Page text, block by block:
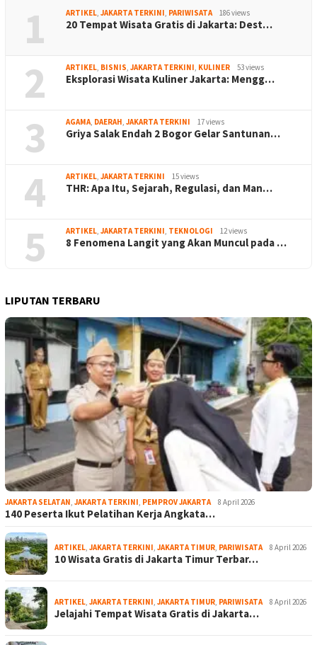
1 ARTIKEL, JAKARTA TERKINI, PARIWISATA 186 views
20 Tempat Wisata Gratis di Jakarta: Dest…
2 ARTIKEL, BISNIS, JAKARTA TERKINI, KULINER 53 views
Eksplorasi Wisata Kuliner Jakarta: Mengg…
3 AGAMA, DAERAH, JAKARTA TERKINI 17 views
Griya Salak Endah 2 Bogor Gelar Santunan…
4 ARTIKEL, JAKARTA TERKINI 15 views
THR: Apa Itu, Sejarah, Regulasi, dan Man…
5 ARTIKEL, JAKARTA TERKINI, TEKNOLOGI 12 views
8 Fenomena Langit yang Akan Muncul pada …
LIPUTAN TERBARU
JAKARTA SELATAN, JAKARTA TERKINI, PEMPROV JAKARTA 8 April 2026
140 Peserta Ikut Pelatihan Kerja Angkata…
ARTIKEL, JAKARTA TERKINI, JAKARTA TIMUR, PARIWISATA 8 April 2026
10 Wisata Gratis di Jakarta Timur Terbar…
ARTIKEL, JAKARTA TERKINI, JAKARTA TIMUR, PARIWISATA 8 April 2026
Jelajahi Tempat Wisata Gratis di Jakarta…